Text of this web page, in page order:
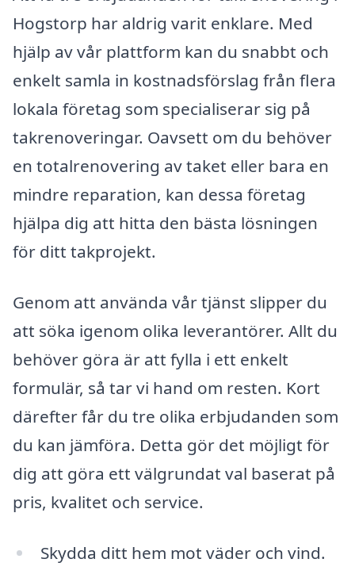
Hogstorp har aldrig varit enklare. Med
hjälp av vår plattform kan du snabbt och
enkelt samla in kostnadsförslag från flera
lokala företag som specialiserar sig på
takrenoveringar. Oavsett om du behöver
en totalrenovering av taket eller bara en
mindre reparation, kan dessa företag
hjälpa dig att hitta den bästa lösningen
för ditt takprojekt.
Genom att använda vår tjänst slipper du
att söka igenom olika leverantörer. Allt du
behöver göra är att fylla i ett enkelt
formulär, så tar vi hand om resten. Kort
därefter får du tre olika erbjudanden som
du kan jämföra. Detta gör det möjligt för
dig att göra ett välgrundat val baserat på
pris, kvalitet och service.
Skydda ditt hem mot väder och vind.